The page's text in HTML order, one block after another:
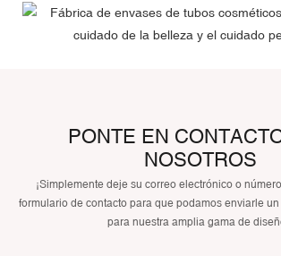
PONTE EN
NOSOTROS
¡Simplemente deje su correo electrónico o
formulario de contacto para que podamos enviarle
para nuestra amplia gama de